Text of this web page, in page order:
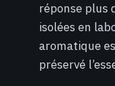
réponse plus
isolées en
aromatique
préservé